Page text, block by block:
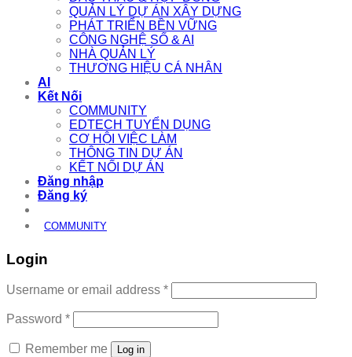
QUẢN LÝ DỰ ÁN XÂY DỰNG
PHÁT TRIỂN BỀN VỮNG
CÔNG NGHỆ SỐ & AI
NHÀ QUẢN LÝ
THƯƠNG HIỆU CÁ NHÂN
AI
Kết Nối
COMMUNITY
EDTECH TUYỂN DỤNG
CƠ HỘI VIỆC LÀM
THÔNG TIN DỰ ÁN
KẾT NỐI DỰ ÁN
Đăng nhập
Đăng ký
COMMUNITY
Login
Username or email address *Required
Password *Required
Remember me Log in